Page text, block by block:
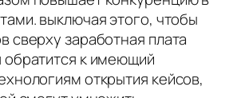
выключая этого, чтобы
сверху заработная плата
обратится к имеющий
открытия кейсов,